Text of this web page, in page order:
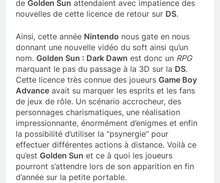
de Golden Sun attendaient avec impatience des
nouvelles de cette licence de retour sur DS.
Ainsi, cette année Nintendo nous gate en nous
donnant une nouvelle vidéo du soft ainsi qu’un
nom. Golden Sun : Dark Dawn est donc un RPG
marquant le pas du passage à la 3D sur la DS.
Cette licence très connue des joueurs Game Boy
Advance avait su marquer les esprits et les fans
de jeux de rôle. Un scénario accrocheur, des
personnages charismatiques, une réalisation
impressionnante, énormément d’enigmes et enfin
la possibilité d’utiliser la “psynergie” pour
effectuer différentes actions à distance. Voilà ce
qu’est Golden Sun et ce à quoi les joueurs
pourront s’attendre lors de son apparition en fin
d’année sur la petite portable.